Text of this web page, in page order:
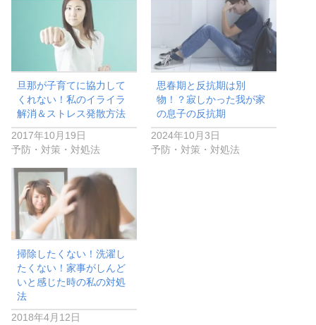
旦那が子育てに協力して
くれない！私のイライラ
解消＆ストレス発散方法
2017年10月19日
予防・対策・対処法
思春期と反抗期は別
物！？寂しかった我が家
の息子の反抗期
2024年10月3日
予防・対策・対処法
掃除したくない！洗濯し
たくない！家事がしんど
いと感じた時の私の対処
法
2018年4月12日